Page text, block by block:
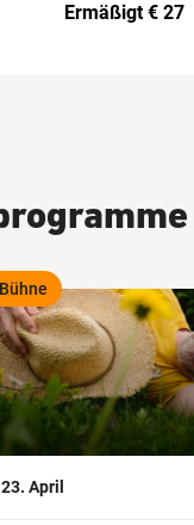
Ermäßigt € 27
Bühne
April